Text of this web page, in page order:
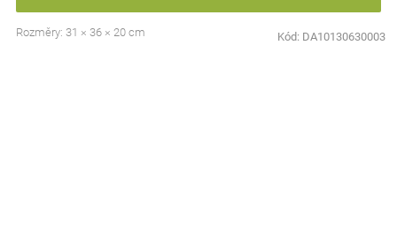
Rozměry: 31 × 36 × 20 cm Kód: DA10130630003